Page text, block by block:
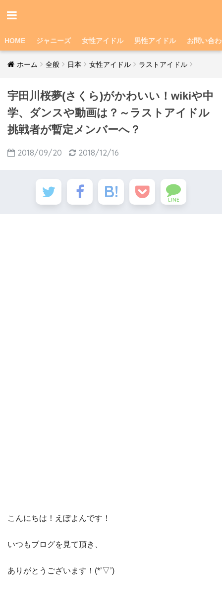
HOME ジャニーズ 女性アイドル 男性アイドル お問い合
ホーム 全般 日本 女性アイドル ラストアイドル
宇田川桜夢(さくら)がかわいい！wikiや中
学、ダンスや動画は？～ラストアイドル
挑戦者が暫定メンバーへ？
2018/09/20 2018/12/16
LINE
こんにちは！えぽよんです！
いつもブログを見て頂き、
ありがとうございます！(*’▽’)